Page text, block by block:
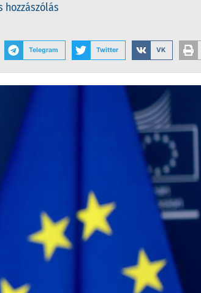
hozzászólás
Telegram Twitter VK